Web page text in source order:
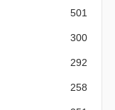
501
300
292
258